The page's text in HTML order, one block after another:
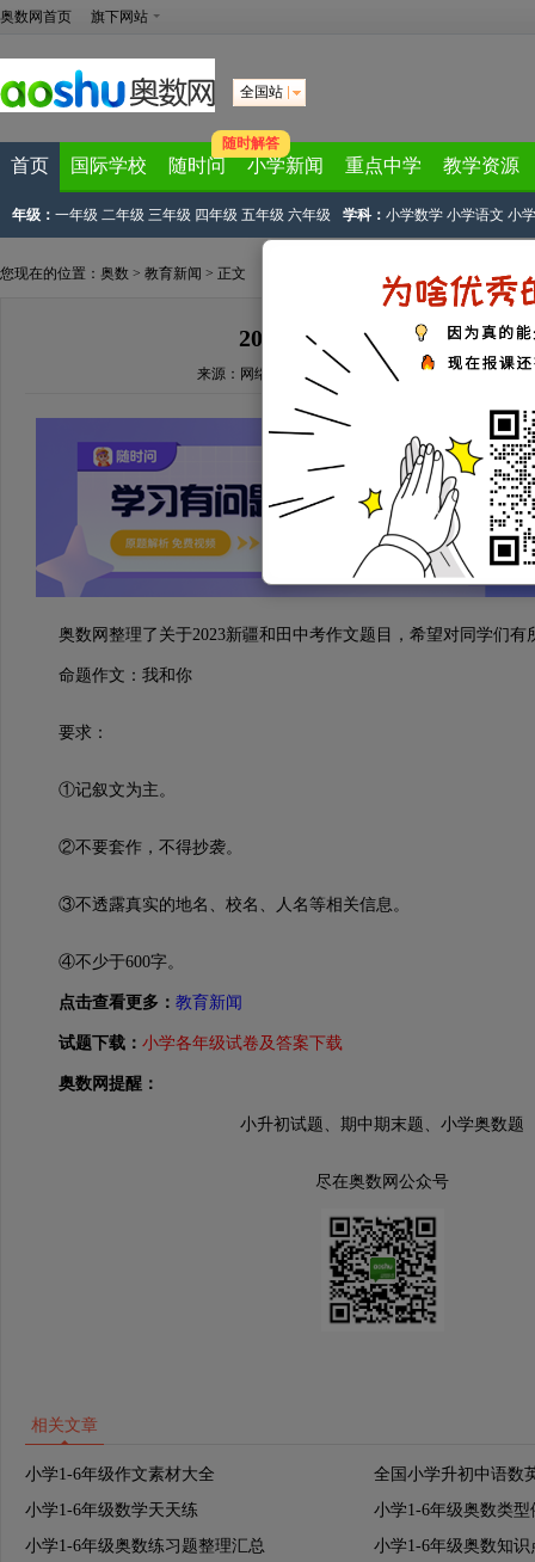
奥数网首页 旗下网站
全国站
首页 国际学校 随时问
随时解答
小学新闻 重点中学 教学资源
年级： 一年级 二年级 三年级 四年级 五年级 六年级 学科： 小学数学 小学语文 小
您现在的位置： 奥数 > 教育新闻 > 正文
2023新疆和田中考作文题目
来源： 网络来源 文章作者：奥数网编辑 2023-06-30
奥数网整理了关于2023新疆和田中考作文题目，希望对同学们有
命题作文：我和你
要求：
①记叙文为主。
②不要套作，不得抄袭。
③不透露真实的地名、校名、人名等相关信息。
④不少于600字。
点击查看更多： 教育新闻
试题下载： 小学各年级试卷及答案下载
奥数网提醒：
小升初试题、期中期末题、小学奥数题
尽在奥数网公众号
相关文章
小学1-6年级作文素材大全
全国小学升初中语数
小学1-6年级数学天天练
小学1-6年级奥数类
小学1-6年级奥数练习题整理汇总
小学1-6年级奥数知识